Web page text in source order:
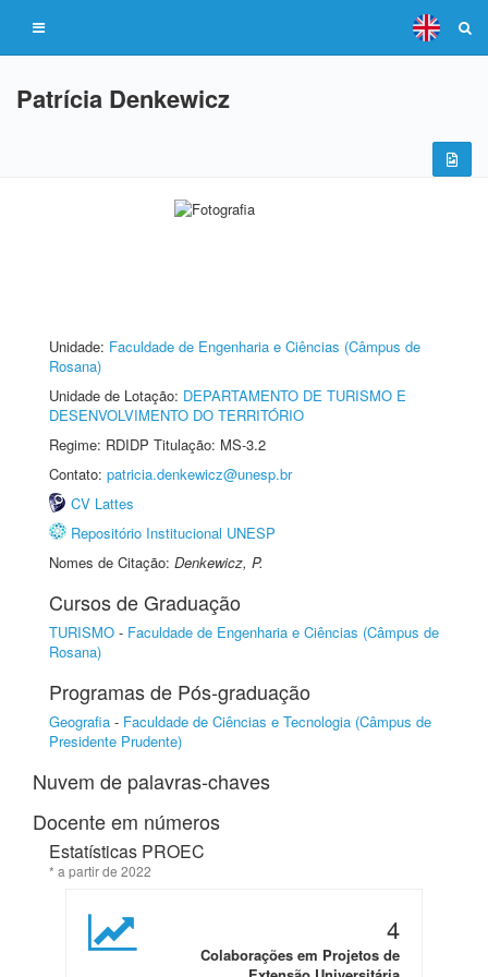
Patrícia Denkewicz
Unidade: Faculdade de Engenharia e Ciências (Câmpus de
Rosana)
Unidade de Lotação: DEPARTAMENTO DE TURISMO E
DESENVOLVIMENTO DO TERRITÓRIO
Regime: RDIDP Titulação: MS-3.2
Contato: patricia.denkewicz@unesp.br
CV Lattes
Repositório Institucional UNESP
Nomes de Citação: Denkewicz, P.
Cursos de Graduação
TURISMO - Faculdade de Engenharia e Ciências (Câmpus de
Rosana)
Programas de Pós-graduação
Geografia - Faculdade de Ciências e Tecnologia (Câmpus de
Presidente Prudente)
Nuvem de palavras-chaves
Docente em números
Estatísticas PROEC
* a partir de 2022
4
Colaborações em Projetos de